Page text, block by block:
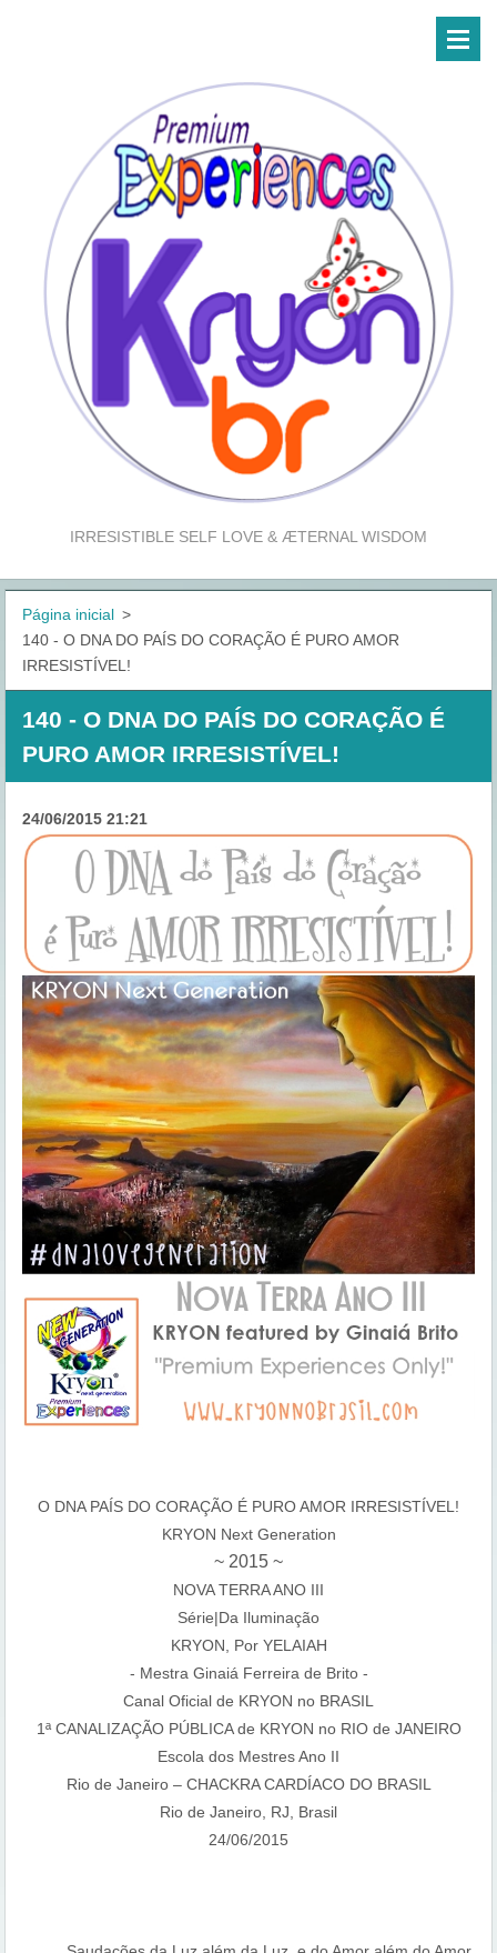
IRRESISTIBLE SELF LOVE & ÆTERNAL WISDOM
Página inicial >
140 - O DNA DO PAÍS DO CORAÇÃO É PURO AMOR
IRRESISTÍVEL!
140 - O DNA DO PAÍS DO CORAÇÃO É
PURO AMOR IRRESISTÍVEL!
24/06/2015 21:21
O DNA PAÍS DO CORAÇÃO É PURO AMOR IRRESISTÍVEL!
KRYON Next Generation
~ 2015 ~
NOVA TERRA ANO III
Série|Da Iluminação
KRYON, Por YELAIAH
- Mestra Ginaiá Ferreira de Brito -
Canal Oficial de KRYON no BRASIL
1ª CANALIZAÇÃO PÚBLICA de KRYON no RIO de JANEIRO
Escola dos Mestres Ano II
Rio de Janeiro – CHACKRA CARDÍACO DO BRASIL
Rio de Janeiro, RJ, Brasil
24/06/2015